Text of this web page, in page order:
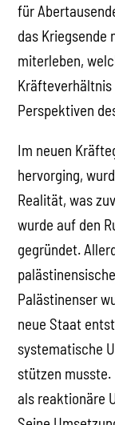
für
das Kriegsende
miterleben,
Perspektiven
Im neuen
hervorging,
Realität, was
wurde auf den
gegründet.
Palästinenser
neue Staat
systematische
stützen
als reaktionäre